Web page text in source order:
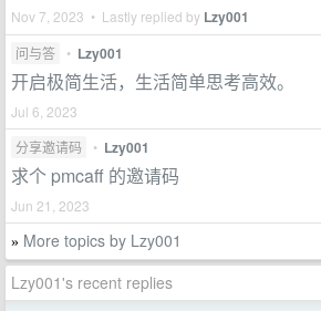
Nov 7, 2023 • Lastly replied by Lzy001
问与答 • Lzy001
开启极简生活，生活简单思考高效。
Jul 6, 2023
分享邀请码
• Lzy001
求个 pmcaff 的邀请码
Jun 21, 2023
» More topics by Lzy001
Lzy001's recent replies